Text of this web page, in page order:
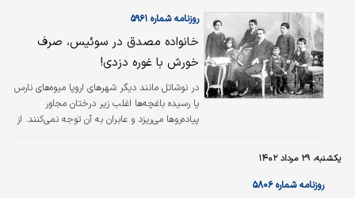
قاجار خواند.
روزنامه شماره ۵۹۶۱
خانواده مصدق در سوئیس، صرف
خورش با غوره دزدی!
در نوشاتل مانند دیگر شهرهای اروپا میوه‌های نارس
یا رسیده باغچه‌ها اغلب زیر درختان مجاور
پیاده‌روها می‌ریزد و عابران به آن توجه نمی‌کنند. از
یکشنبه، ۲۹ مرداد ۱۴۰۲
روزنامه شماره ۵۸۰۶